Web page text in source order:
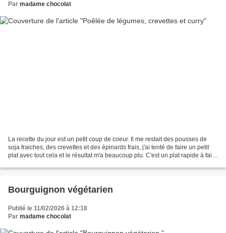
Par madame chocolat
La recette du jour est un petit coup de coeur. Il me restait des pousses de
soja fraiches, des crevettes et des épinards frais, j'ai tenté de faire un petit
plat avec tout cela et le résultat m'a beaucoup plu. C'est un plat rapide à faire
Bourguignon végétarien
Publié le 11/02/2026 à 12:18
Par madame chocolat